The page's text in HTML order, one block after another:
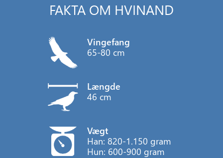
FAKTA OM HVINAND
Vingefang
65-80 cm
Længde
46 cm
Vægt
Han: 820-1.150 gram
Hun: 600-900 gram